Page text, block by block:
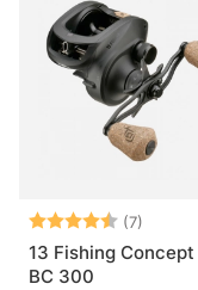
Bewertung:(7)
4.9
13 Fishing
BC 300